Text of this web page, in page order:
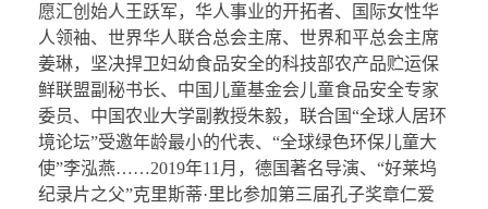
愿汇创始人王跃军，华人事业的开拓者、国际女性华
人领袖、世界华人联合总会主席、世界和平总会主席
姜琳，坚决捍卫妇幼食品安全的科技部农产品贮运保
鲜联盟副秘书长、中国儿童基金会儿童食品安全专家
委员、中国农业大学副教授朱毅，联合国“全球人居环
境论坛”受邀年龄最小的代表、“全球绿色环保儿童大
使”李泓燕……2019年11月，德国著名导演、“好莱坞
纪录片之父”克里斯蒂·里比参加第三届孔子奖章仁爱